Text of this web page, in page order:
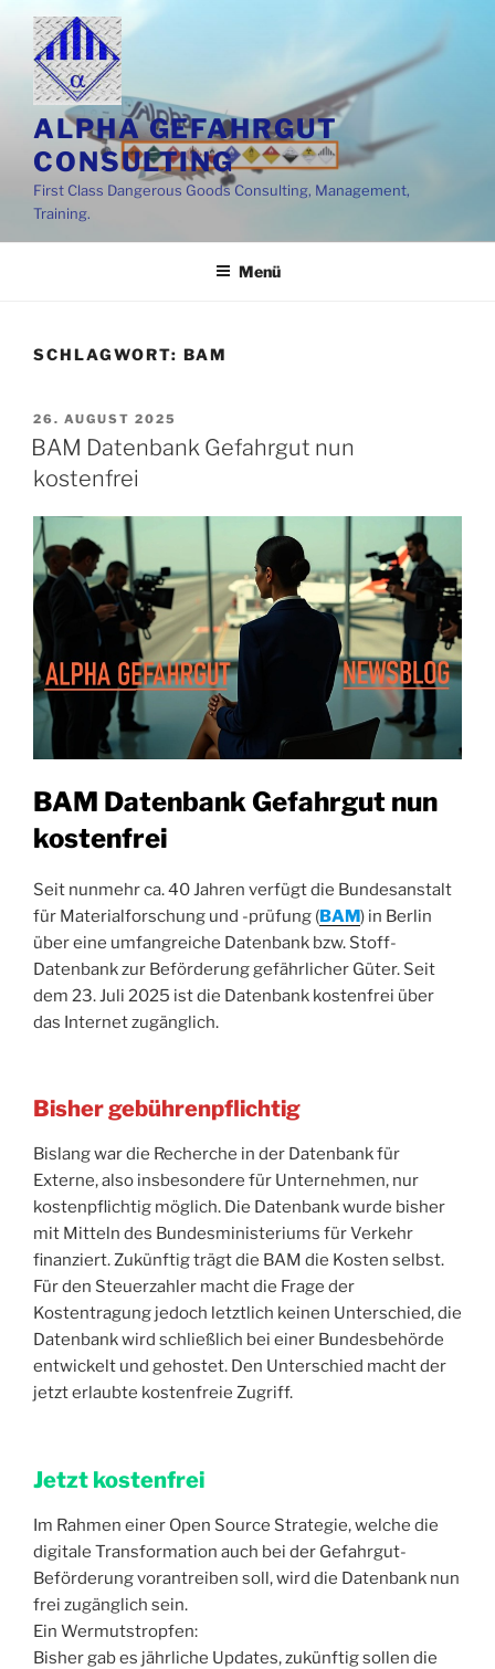
Zum
Inhalt
springen
ALPHA GEFAHRGUT
CONSULTING
First Class Dangerous Goods Consulting, Management,
Training.
Menü
SCHLAGWORT: BAM
VERÖFFENTLICHT
AM
26. AUGUST 2025
BAM Datenbank Gefahrgut nun
kostenfrei
BAM Datenbank Gefahrgut nun
kostenfrei
Seit nunmehr ca. 40 Jahren verfügt die Bundesanstalt
für Materialforschung und -prüfung (BAM) in Berlin
über eine umfangreiche Datenbank bzw. Stoff-
Datenbank zur Beförderung gefährlicher Güter. Seit
dem 23. Juli 2025 ist die Datenbank kostenfrei über
das Internet zugänglich.
Bisher gebührenpflichtig
Bislang war die Recherche in der Datenbank für
Externe, also insbesondere für Unternehmen, nur
kostenpflichtig möglich. Die Datenbank wurde bisher
mit Mitteln des Bundesministeriums für Verkehr
finanziert. Zukünftig trägt die BAM die Kosten selbst.
Für den Steuerzahler macht die Frage der
Kostentragung jedoch letztlich keinen Unterschied, die
Datenbank wird schließlich bei einer Bundesbehörde
entwickelt und gehostet. Den Unterschied macht der
jetzt erlaubte kostenfreie Zugriff.
Jetzt kostenfrei
Im Rahmen einer Open Source Strategie, welche die
digitale Transformation auch bei der Gefahrgut-
Beförderung vorantreiben soll, wird die Datenbank nun
frei zugänglich sein.
Ein Wermutstropfen:
Bisher gab es jährliche Updates, zukünftig sollen die